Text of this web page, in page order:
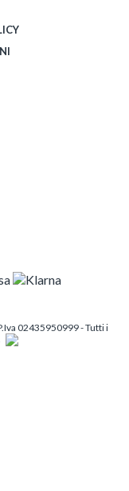
02435950999 - Tutti i